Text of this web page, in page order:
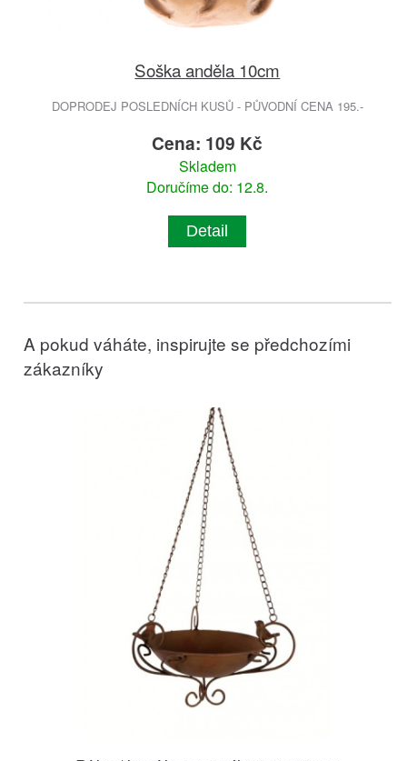
Soška anděla 10cm
DOPRODEJ POSLEDNÍCH KUSŮ - PŮVODNÍ CENA 195.-
Cena: 109 Kč
Skladem
Doručíme do: 12.8.
Detail
A pokud váháte, inspirujte se předchozími
zákazníky